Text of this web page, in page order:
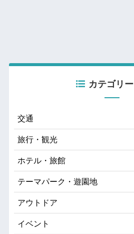
カテゴリー
交通
旅行・観光
ホテル・旅館
テーマパーク・遊園地
アウトドア
イベント